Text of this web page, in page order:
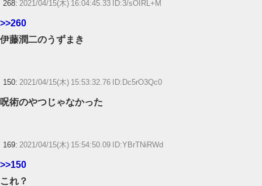
268: 2021/04/15(木) 16:04:45.33 ID:3/sOIRL+M
>>260
伊藤潤二のうずまき
150: 2021/04/15(木) 15:53:32.76 ID:Dc5rO3Qc0
呪術のやつじゃなかった
169: 2021/04/15(木) 15:54:50.09 ID:YBrTNiRWd
>>150
これ？